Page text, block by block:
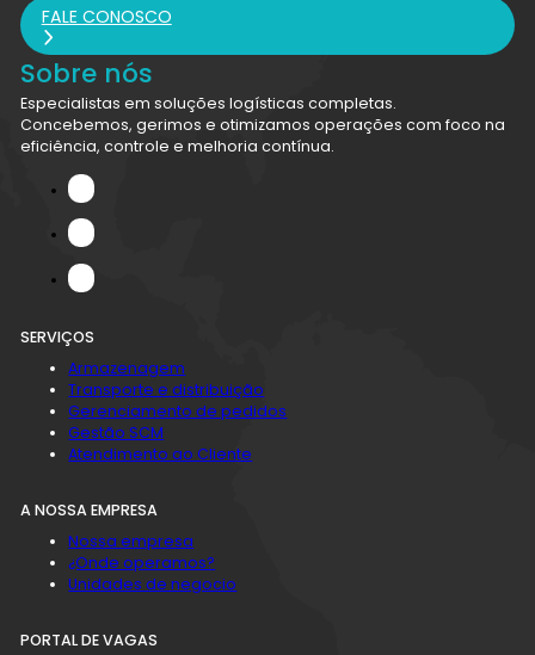
FALE CONOSCO
Sobre nós
Especialistas em soluções logísticas completas.
Concebemos, gerimos e otimizamos operações com foco na
eficiência, controle e melhoria contínua.
SERVIÇOS
Armazenagem
Transporte e distribuição
Gerenciamento de pedidos
Gestão SCM
Atendimento ao Cliente
A NOSSA EMPRESA
Nossa empresa
¿Onde operamos?
Unidades de negocio
PORTAL DE VAGAS